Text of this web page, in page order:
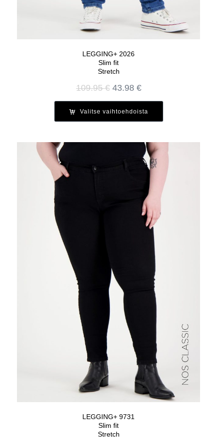
LEGGING+ 2026
Slim fit
Stretch
109.95€ Alkuperäinen
oli:
43.98 €Nykyinen
on:
Valitse vaihtoehdoista
LEGGING+ 9731
Slim fit
Stretch